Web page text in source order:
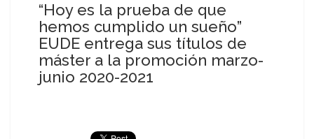
“Hoy es la prueba de que
hemos cumplido un sueño”
EUDE entrega sus títulos de
máster a la promoción marzo-
junio 2020-2021